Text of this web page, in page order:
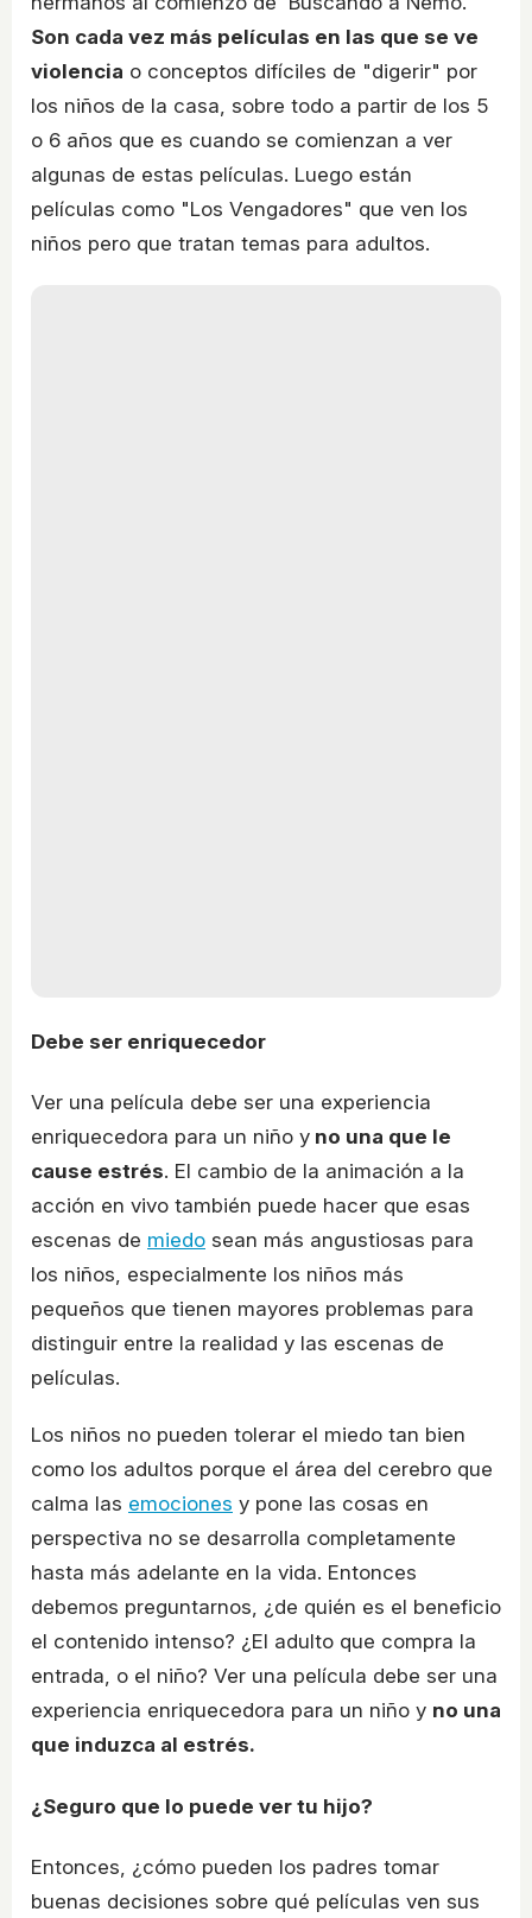
Son cada vez más películas en las que se ve
violencia o conceptos difíciles de "digerir" por
los niños de la casa, sobre todo a partir de los 5
o 6 años que es cuando se comienzan a ver
algunas de estas películas. Luego están
películas como "Los Vengadores" que ven los
niños pero que tratan temas para adultos.
Debe ser enriquecedor
Ver una película debe ser una experiencia
enriquecedora para un niño y no una que le
cause estrés. El cambio de la animación a la
acción en vivo también puede hacer que esas
escenas de miedo sean más angustiosas para
los niños, especialmente los niños más
pequeños que tienen mayores problemas para
distinguir entre la realidad y las escenas de
películas.
Los niños no pueden tolerar el miedo tan bien
como los adultos porque el área del cerebro que
calma las emociones y pone las cosas en
perspectiva no se desarrolla completamente
hasta más adelante en la vida. Entonces
debemos preguntarnos, ¿de quién es el beneficio
el contenido intenso? ¿El adulto que compra la
entrada, o el niño? Ver una película debe ser una
experiencia enriquecedora para un niño y no una
que induzca al estrés.
¿Seguro que lo puede ver tu hijo?
Entonces, ¿cómo pueden los padres tomar
buenas decisiones sobre qué películas ven sus